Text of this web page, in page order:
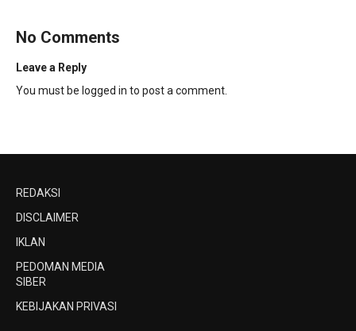
No Comments
Leave a Reply
You must be logged in to post a comment.
REDAKSI
DISCLAIMER
IKLAN
PEDOMAN MEDIA
SIBER
KEBIJAKAN PRIVASI